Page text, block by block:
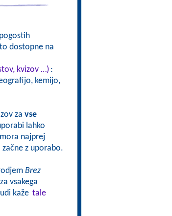
dostopne na
kvizov …) :
kemijo,
za vse
lahko
najprej
z uporabo.
Brez
vsakega
kaže tale